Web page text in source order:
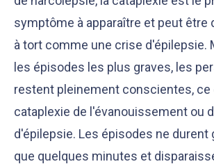
symptôme à apparaître et peut être
à tort comme une crise d'épilepsie.
les épisodes les plus graves, les
restent pleinement conscientes, ce
cataplexie de l'évanouissement ou
d'épilepsie. Les épisodes ne durent
que quelques minutes et